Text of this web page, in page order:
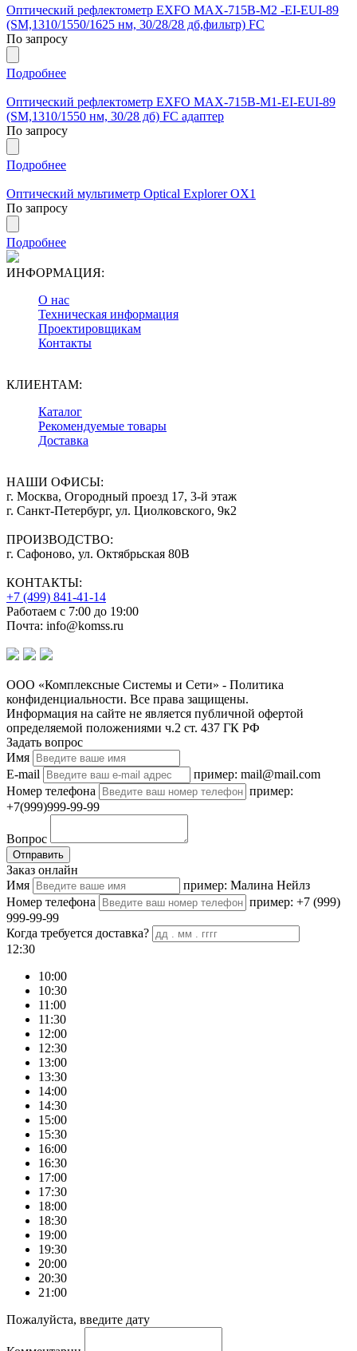
Оптический рефлектометр EXFO MAX-715B-M2 -EI-EUI-89
(SM,1310/1550/1625 нм, 30/28/28 дб,фильтр) FC
По запросу
Подробнее
Оптический рефлектометр EXFO MAX-715B-M1-EI-EUI-89
(SM,1310/1550 нм, 30/28 дб) FC адаптеp
По запросу
Подробнее
Оптический мультиметр Optical Explorer OX1
По запросу
Подробнее
ИНФОРМАЦИЯ:
О нас
Техническая информация
Проектировщикам
Контакты
КЛИЕНТАМ:
Каталог
Рекомендуемые товары
Доставка
НАШИ ОФИСЫ:
г. Москва, Огородный проезд 17, 3-й этаж
г. Санкт-Петербург, ул. Циолковского, 9к2
ПРОИЗВОДСТВО:
г. Сафоново, ул. Октябрьская 80В
КОНТАКТЫ:
+7 (499) 841-41-14
Работаем с 7:00 до 19:00
Почта: info@komss.ru
ООО «Комплексные Системы и Сети» - Политика
конфиденциальности. Все права защищены.
Информация на сайте не является публичной офертой
определяемой положениями ч.2 ст. 437 ГК РФ
Задать вопрос
Имя
E-mail
пример: mail@mail.com
Номер телефона
пример:
+7(999)999-99-99
Вопрос
Отправить
Заказ онлайн
Имя
пример: Малина Нейлз
Номер телефона
пример: +7 (999)
999-99-99
Когда требуется доставка?
12:30
10:00
10:30
11:00
11:30
12:00
12:30
13:00
13:30
14:00
14:30
15:00
15:30
16:00
16:30
17:00
17:30
18:00
18:30
19:00
19:30
20:00
20:30
21:00
Пожалуйста, введите дату